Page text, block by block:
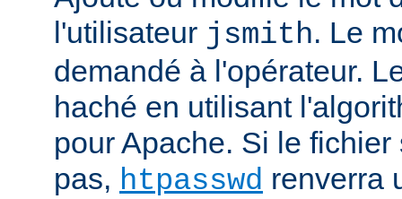
l'utilisateur jsmith. Le
demandé à l'opérateur.
haché en utilisant
pour Apache. Si le
pas, htpasswd renverra